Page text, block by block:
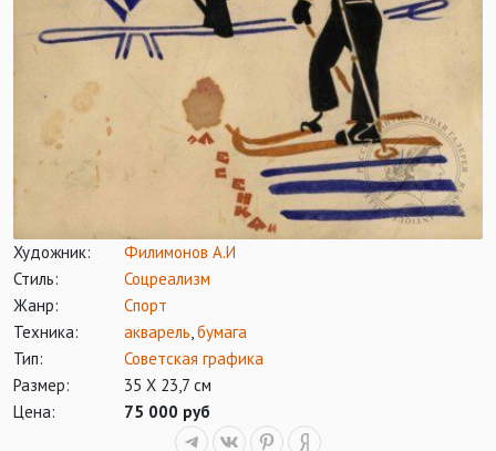
Художник:
Филимонов А.И
Стиль:
Соцреализм
Жанр:
Спорт
Техника:
акварель,бумага
Тип:
Советская графика
Размер:
35 Х 23,7 см
Цена:
75 000 руб